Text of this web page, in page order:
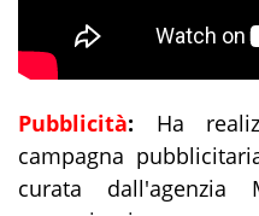
Pubblicità: Ha
campagna
curata